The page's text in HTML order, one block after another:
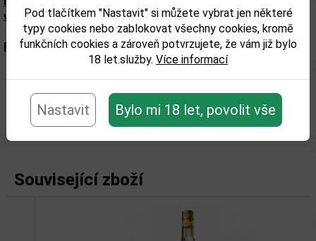
Pod tlačítkem "Nastavit" si můžete vybrat jen některé
typy cookies nebo zablokovat všechny cookies, kromě
funkčních cookies a zároveň potvrzujete, že vám již bylo
18 let.služby. Více informací
Nastavit Bylo mi 18 let, povolit vše
výrobku. Zkontrolujte prosím před konzumací.
Parametry:
Obsah alkoholu obj. %: 46
Objem obalu (L): 0,7
Související zboží